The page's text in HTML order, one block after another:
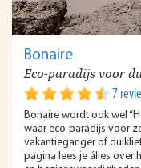
Bonaire
Eco-paradijs voor
7
Bonaire wordt ook wel
waar eco-paradijs voor
vakantieganger of
pagina lees je álles over